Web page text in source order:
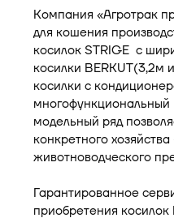
Компания «Агротрак
для кошения
косилок STRIGE с
косилки BERKUT(3,2м
косилки с
модельный ряд
конкретного
животноводческого
Гарантированное
приобретения